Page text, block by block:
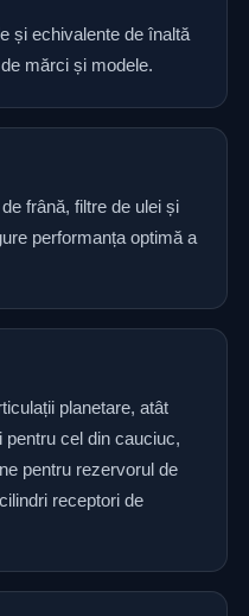
și echivalente de înaltă
mărci și modele.
frână, filtre de ulei și
performanța optimă a
planetare, atât
pentru cel din cauciuc,
pentru rezervorul de
receptori de